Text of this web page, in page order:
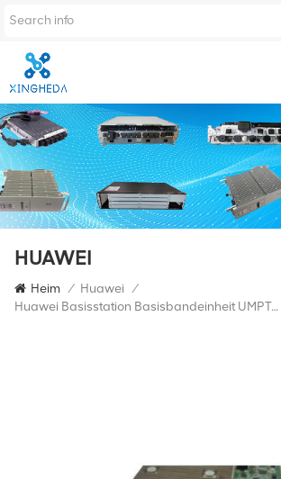
HUAWEI
Heim / Huawei /
Huawei Basisstation Basisbandeinheit UMPTg5 Für BBU5900